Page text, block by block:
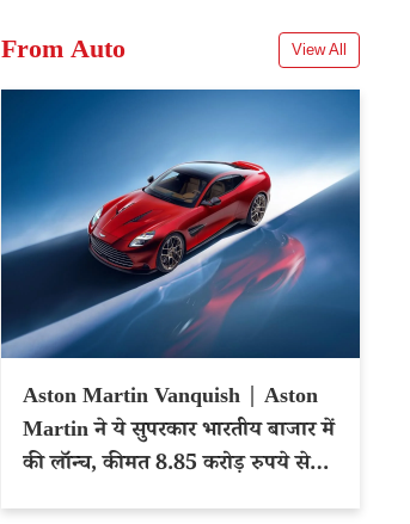
From Auto View All
Aston Martin Vanquish | Aston
Martin ने ये सुपरकार भारतीय बाजार में
की लॉन्च, कीमत 8.85 करोड़ रुपये से